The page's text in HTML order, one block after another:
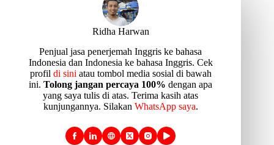
Ridha Harwan
Penjual jasa penerjemah Inggris ke bahasa
Indonesia dan Indonesia ke bahasa Inggris. Cek
profil di sini atau tombol media sosial di bawah
ini.Tolong jangan percaya 100% dengan apa
yang saya tulis di atas. Terima kasih atas
kunjungannya. Silakan WhatsApp saya.